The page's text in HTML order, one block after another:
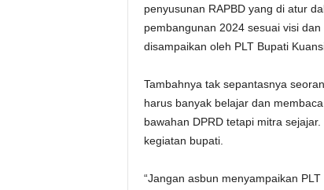
penyusunan RAPBD yang di atur
pembangunan 2024 sesuai visi
disampaikan oleh PLT Bupati
Tambahnya tak sepantasnya
harus banyak belajar dan
bawahan DPRD tetapi mitra
kegiatan bupati.
“Jangan asbun menyampaikan